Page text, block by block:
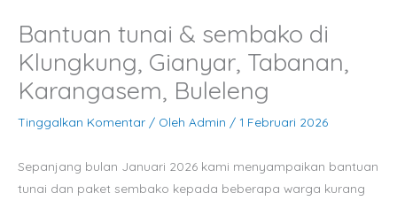
Bantuan tunai & sembako di
Klungkung, Gianyar, Tabanan,
Karangasem, Buleleng
Tinggalkan Komentar / Oleh Admin / 1 Februari 2026
Sepanjang bulan Januari 2026 kami menyampaikan bantuan
tunai dan paket sembako kepada beberapa warga kurang